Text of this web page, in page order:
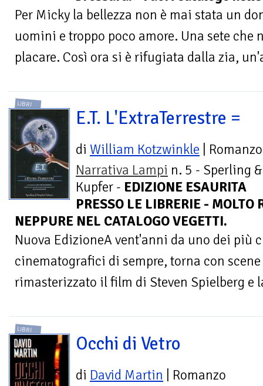
Per Micky la bellezza non è mai stata un
uomini e troppo poco amore. Una sete che
placare. Così ora si è rifugiata dalla zia,
LIBRI
E.T. L'ExtraTerrestre =
di William Kotzwinkle | Romanzo
Narrativa Lampi n. 5 - Sperling &
Kupfer - EDIZIONE ESAURITA
PRESSO LE LIBRERIE - MOLTO
NEPPURE NEL CATALOGO VEGETTI.
Nuova EdizioneA vent'anni da uno dei più
cinematografici di sempre, torna con
rimasterizzato il film di Steven Spielberg e
LIBRI
Occhi di Vetro
di David Martin | Romanzo